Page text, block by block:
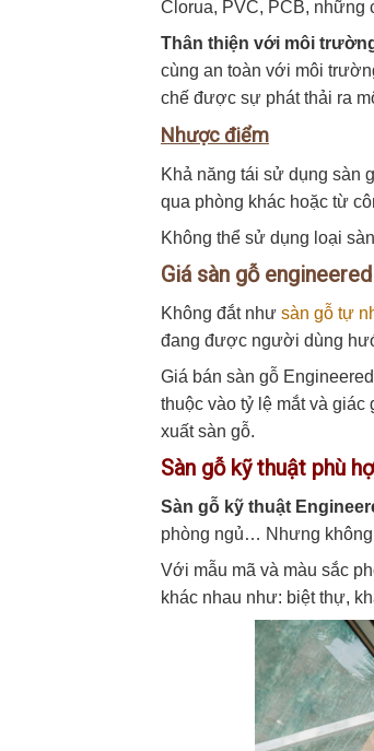
Clorua, PVC, PCB,
Thân thiện với môi
cùng an toàn với môi
chế được sự phát thải ra
Nhược điểm
Khả năng tái sử dụng sàn
qua phòng khác hoặc từ
Không thể sử dụng loại
Giá sàn gỗ engineered
Không đắt như sàn gỗ tự
đang được người dùng
Giá bán sàn gỗ
thuộc vào tỷ lệ mắt và giác
xuất sàn gỗ.
Sàn gỗ kỹ thuật phù
Sàn gỗ kỹ thuật
phòng ngủ… Nhưng
Với mẫu mã và màu sắc
khác nhau như: biệt thự,